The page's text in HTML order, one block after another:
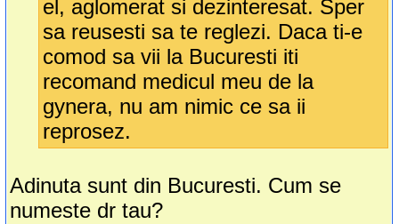
el, aglomerat si dezinteresat. Sper
sa reusesti sa te reglezi. Daca ti-e
comod sa vii la Bucuresti iti
recomand medicul meu de la
gynera, nu am nimic ce sa ii
reprosez.
Adinuta sunt din Bucuresti. Cum se
numeste dr tau?